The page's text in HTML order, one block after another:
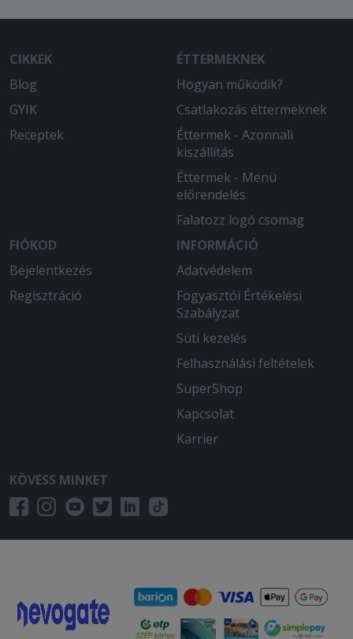
CIKKEK
Blog
GYIK
Receptek
ÉTTERMEKNEK
Hogyan működik?
Csatlakozás éttermeknek
Éttermek - Azonnali
kiszállítás
Éttermek - Menü
előrendelés
Falatozz logó csomag
FIÓKOD
Bejelentkezés
Regisztráció
INFORMÁCIÓ
Adatvédelem
Fogyasztói Értékelési
Szabályzat
Süti kezelés
Felhasználási feltételek
SuperShop
Kapcsolat
Karrier
KÖVESS MINKET